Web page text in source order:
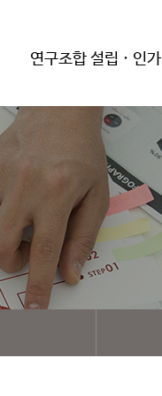
연구조합 설립 · 인가